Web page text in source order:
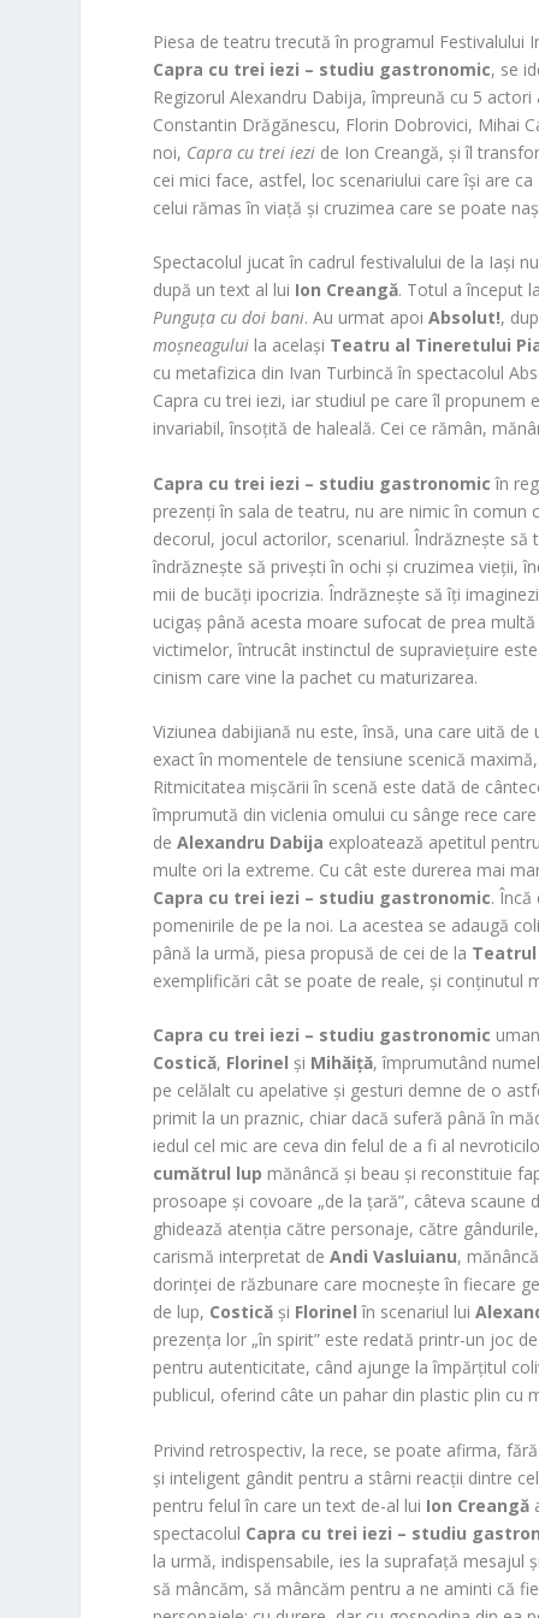
Piesa de teatru trecută în programul Festivalului
Capra cu trei iezi – studiu gastronomic, se
Regizorul Alexandru Dabija, împreună cu 5
Constantin Drăgănescu, Florin Dobrovici, Mihai
noi, Capra cu trei iezi de Ion Creangă, și îl
cei mici face, astfel, loc scenariului care își are
celui rămas în viață și cruzimea care se poate
Spectacolul jucat în cadrul festivalului de la Iași
după un text al lui Ion Creangă. Totul a început
Punguța cu doi bani. Au urmat apoiAbsolut!,
moșneagului la același Teatru al Tineretului
cu metafizica din Ivan Turbincă în spectacolul
Capra cu trei iezi, iar studiul pe care îl
invariabil, însoțită de haleală. Cei ce rămân,
Capra cu trei iezi – studiu gastronomic în
prezenți în sala de teatru, nu are nimic în
decorul, jocul actorilor, scenariul. Îndrăznește
îndrăznește să privești în ochi și cruzimea vieții,
mii de bucăți ipocrizia. Îndrăznește să îți
ucigaș până acesta moare sufocat de prea
victimelor, întrucât instinctul de supraviețuire
cinism care vine la pachet cu maturizarea.
Viziunea dabijiană nu este, însă, una care uită
exact în momentele de tensiune scenică
Ritmicitatea mișcării în scenă este dată de
împrumută din viclenia omului cu sânge rece
deAlexandru Dabija exploatează apetitul
multe ori la extreme. Cu cât este durerea mai
Capra cu trei iezi – studiu gastronomic.
pomenirile de pe la noi. La acestea se adaugă
până la urmă, piesa propusă de cei de la
exemplificări cât se poate de reale, și conținutul
Capra cu trei iezi – studiu gastronomic
Costică, Florinel și Mihăiță, împrumutând
pe celălalt cu apelative și gesturi demne de o
primit la un praznic, chiar dacă suferă până în
iedul cel mic are ceva din felul de a fi al
cumătrul lup mănâncă și beau și reconstituie
prosoape și covoare „de la țară”, câteva
ghidează atenția către personaje, către
carismă interpretat deAndi Vasluianu,
dorinței de răzbunare care mocnește în fiecare
de lup, Costică și Florinel în scenariul lui
prezența lor „în spirit” este redată printr-un joc
pentru autenticitate, când ajunge la împărțitul
publicul, oferind câte un pahar din plastic plin
Privind retrospectiv, la rece, se poate afirma,
și inteligent gândit pentru a stârni reacții dintre
pentru felul în care un text de-al lui Ion Creangă
spectacolul Capra cu trei iezi – studiu
la urmă, indispensabile, ies la suprafață mesajul
să mâncăm, să mâncăm pentru a ne aminti că